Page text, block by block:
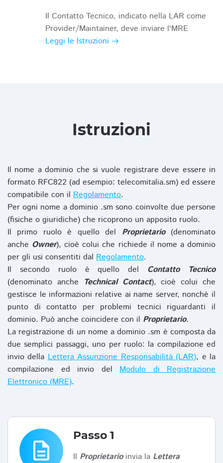
Il Contatto Tecnico, indicato nella LAR come
Provider/Maintainer, deve inviare l'MRE
Leggi le Istruzioni
Istruzioni
Il nome a dominio che si vuole registrare deve essere in
formato RFC822 (ad esempio: telecomitalia.sm) ed essere
compatibile con il Regolamento.
Per ogni nome a dominio .sm sono coinvolte due persone
(fisiche o giuridiche) che ricoprono un apposito ruolo.
Il primo ruolo è quello del Proprietario(denominato
anche Owner), cioè colui che richiede il nome a dominio
per gli usi consentiti dal Regolamento.
Il secondo ruolo è quello del Contatto Tecnico
(denominato anche Technical Contact), cioè colui che
gestisce le informazioni relative ai name server, nonchè il
punto di contatto per problemi tecnici riguardanti il
dominio. Può anche coincidere con il Proprietario.
La registrazione di un nome a dominio .sm è composta da
due semplici passaggi, uno per ruolo: la compilazione ed
invio dellaLettera Assunzione Responsabilità (LAR), e la
compilazione ed invio del Modulo di Registrazione
Elettronico (MRE).
description
Passo 1
Il Proprietarioinvia la Lettera